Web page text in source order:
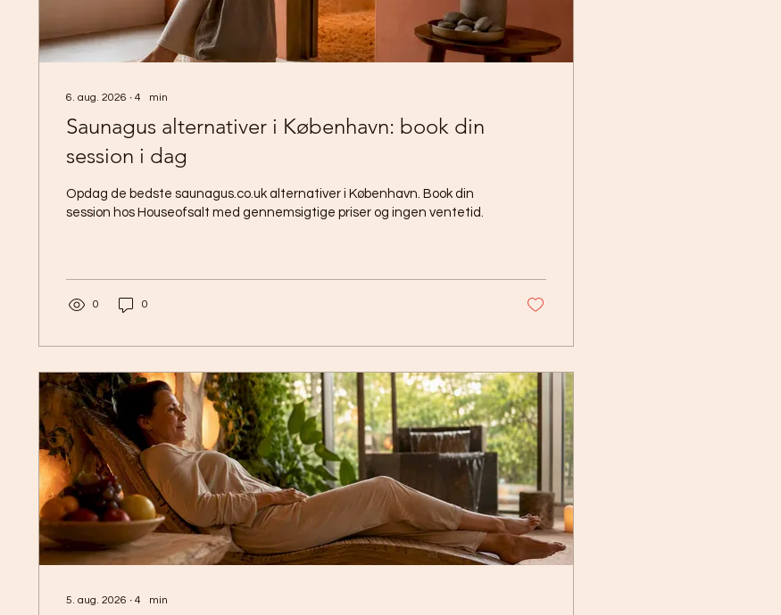
6. aug. 2026 ∙ 4 min
Saunagus alternativer i København: book din
session i dag
Opdag de bedste saunagus.co.uk alternativer i København. Book din
session hos Houseofsalt med gennemsigtige priser og ingen ventetid.
0 0
5. aug. 2026 ∙ 4 min